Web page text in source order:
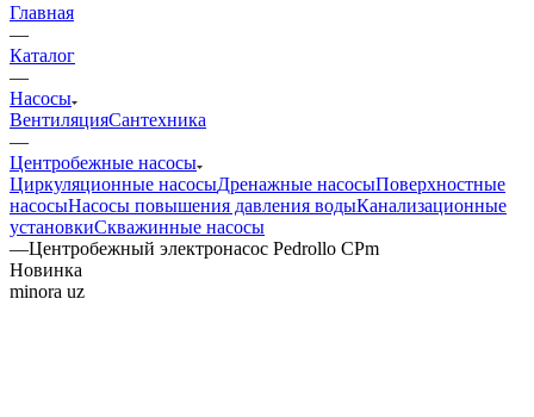
Главная
—
Каталог
—
Насосы
ВентиляцияСантехника
—
Центробежные насосы
Циркуляционные насосыДренажные насосыПоверхностные
насосыНасосы повышения давления водыКанализационные
установкиСкважинные насосы
—Центробежный электронасос Pedrollo CPm
Новинка
minora uz